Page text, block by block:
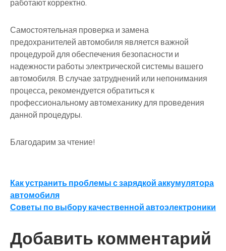
работают корректно.
Самостоятельная проверка и замена
предохранителей автомобиля является важной
процедурой для обеспечения безопасности и
надежности работы электрической системы вашего
автомобиля. В случае затруднений или непонимания
процесса, рекомендуется обратиться к
профессиональному автомеханику для проведения
данной процедуры.
Благодарим за чтение!
Навигация
по
Как устранить проблемы с зарядкой аккумулятора
автомобиля
Советы по выбору качественной автоэлектроники
Добавить комментарий